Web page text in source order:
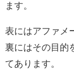
ます。
表にはアファメ
裏にはその目的
てあります。